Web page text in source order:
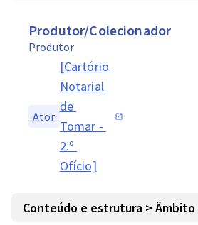
Produtor/Colecionador
Produtor
Ator
[Cartório
Notarial
de
Tomar -
2.º
Ofício]
Conteúdo e estrutura >